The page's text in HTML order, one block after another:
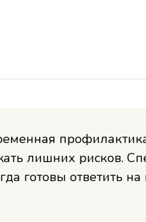
лишних рисков.
готовы ответить